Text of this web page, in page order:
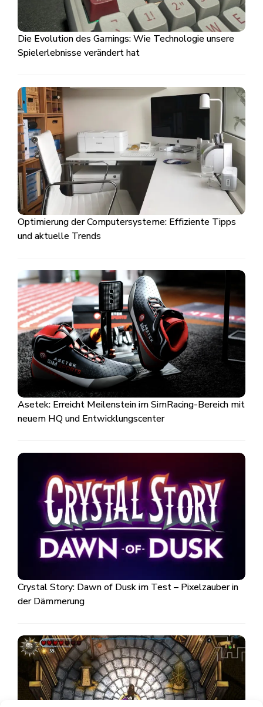
Die Evolution des Gamings: Wie Technologie unsere
Spielerlebnisse verändert hat
Optimierung der Computersysteme: Effiziente Tipps
und aktuelle Trends
Asetek: Erreicht Meilenstein im SimRacing-Bereich mit
neuem HQ und Entwicklungscenter
Crystal Story: Dawn of Dusk im Test – Pixelzauber in
der Dämmerung